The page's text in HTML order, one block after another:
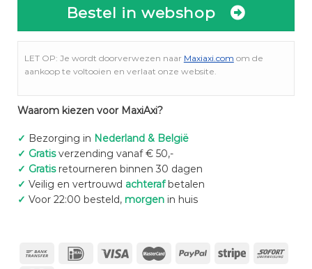
Bestel in webshop
LET OP: Je wordt doorverwezen naar Maxiaxi.com om de
aankoop te voltooien en verlaat onze website.
Waarom kiezen voor MaxiAxi?
✓ Bezorging in Nederland & België
✓ Gratisverzending vanaf € 50,-
✓ Gratisretourneren binnen 30 dagen
✓ Veilig en vertrouwd achterafbetalen
✓ Voor 22:00 besteld, morgenin huis